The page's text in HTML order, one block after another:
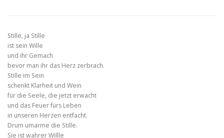
Stille, ja Stille
ist sein Wille
und ihr Gemach
bevor man ihr das Herz zerbrach.
Stille im Sein
schenkt Klarheit und Wein
für die Seele, die jetzt erwacht
und das Feuer fürs Leben
in unseren Herzen entfacht.
Drum umarme die Stille.
Sie ist wahrer Willle